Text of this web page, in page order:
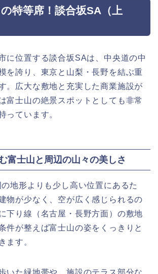
特等席！談合坂SA（上
に位置する談合坂SAは、中央道の中
を誇り、東京と山梨・長野を結ぶ重
。広大な敷地と充実した商業施設が
富士山の絶景スポットとしても非常
っています。
富士山と周辺の山々の美しさ
地形よりも少し高い位置にあるた
物が少なく、空が広く感じられるの
下り線（名古屋・長野方面）の敷地
件が整えば富士山の姿をくっきりと
ます。